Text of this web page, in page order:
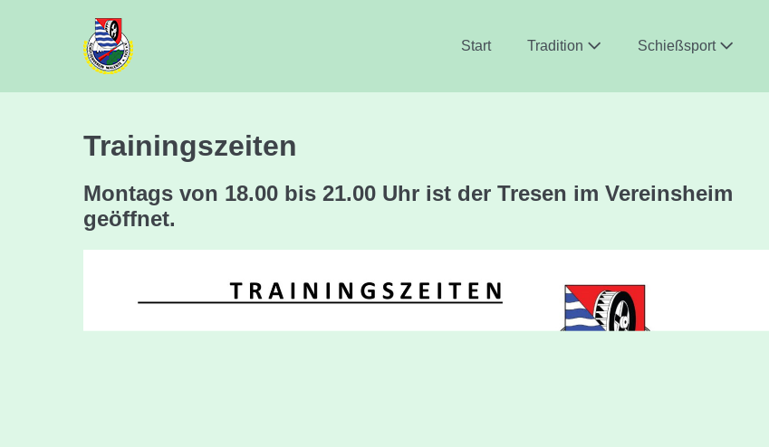
Start Tradition Schießsport
Trainingszeiten
Montags von 18.00 bis 21.00 Uhr ist der Tresen im Vereinsheim
geöffnet.